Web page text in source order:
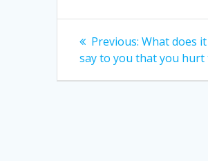
Post
navigation
Previous: Previous
post:
What does
say to you that you hurt